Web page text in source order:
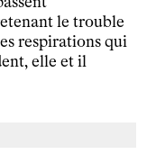
le trouble
respirations qui
elle et il